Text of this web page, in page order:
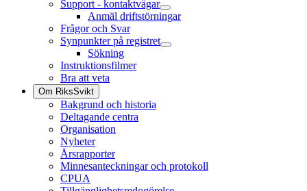
Support - kontaktvägar
Anmäl driftstörningar
Frågor och Svar
Synpunkter på registret
Sökning
Instruktionsfilmer
Bra att veta
Om RiksSvikt
Bakgrund och historia
Deltagande centra
Organisation
Nyheter
Årsrapporter
Minnesanteckningar och protokoll
CPUA